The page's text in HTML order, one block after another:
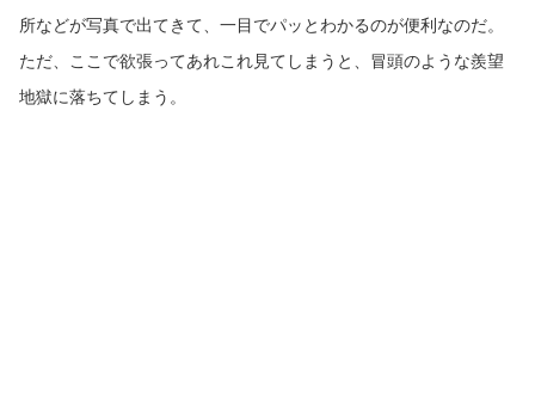
所などが写真で出てきて、一目でパッとわかるのが便利なのだ。
ただ、ここで欲張ってあれこれ見てしまうと、冒頭のような羨望
地獄に落ちてしまう。